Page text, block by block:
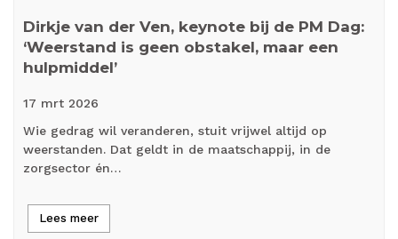
Dirkje van der Ven, keynote bij de PM Dag:
‘Weerstand is geen obstakel, maar een
hulpmiddel’
17 mrt 2026
Wie gedrag wil veranderen, stuit vrijwel altijd op
weerstanden. Dat geldt in de maatschappij, in de
zorgsector én…
Lees meer